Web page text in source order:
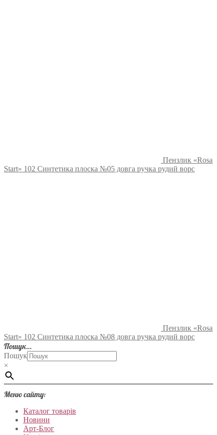
Пензлик «Rosa
Start» 102 Синтетика плоска №05 довга ручка рудий ворс
Пензлик «Rosa
Start» 102 Синтетика плоска №08 довга ручка рудий ворс
Пошук…
Пошук
×
Меню сайту:
Каталог товарів
Новини
Арт-Блог